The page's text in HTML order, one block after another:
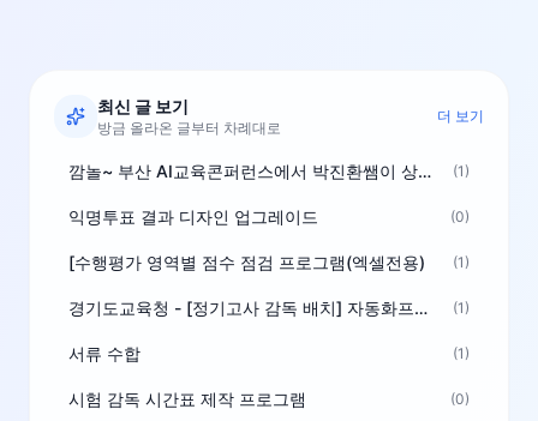
최신 글 보기
방금 올라온 글부터 차례대로
더 보기
깜놀~ 부산 AI교육콘퍼런스에서 박진환쌤이 상받으려 나오셨네요~ ^^ (1)
익명투표 결과 디자인 업그레이드 (0)
[수행평가 영역별 점수 점검 프로그램(엑셀전용) (1)
경기도교육청 - [정기고사 감독 배치] 자동화프로그램 보급 (1)
서류 수합 (1)
시험 감독 시간표 제작 프로그램 (0)